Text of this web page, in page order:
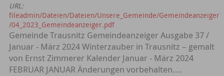
URL:
fileadmin/Dateien/Dateien/Unsere_Gemeinde/Gemeindeanzeiger
/04_2023_Gemeindeanzeiger.pdf
Gemeinde Trausnitz Gemeindeanzeiger Ausgabe 37 /
Januar - März 2024 Winterzauber in Trausnitz – gemalt
von Ernst Zimmerer Kalender Januar - März 2024
FEBRUAR JANUAR Änderungen vorbehalten....